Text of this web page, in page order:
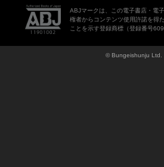
ABJマークは、この電子書店・電
権者からコンテンツ使用許諾を得
ことを示す登録商標（登録番号
© Bungeishunju Ltd.